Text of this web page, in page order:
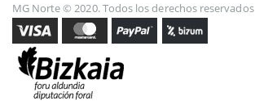
MG Norte © 2020. Todos los derechos reservados